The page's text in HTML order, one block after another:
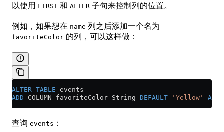
以使用 FIRST 和 AFTER 子句来控制列的位置。
例如，如果想在 name 列之后添加一个名为
favoriteColor 的列，可以这样做：
ALTER TABLE events
ADD COLUMN favoriteColor String DEFAULT 'Yellow'
查询 events ：